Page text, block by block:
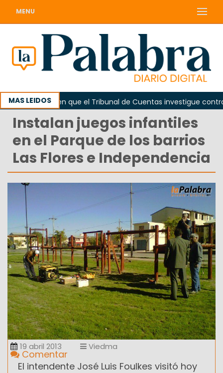
MENU
MAS LEIDOSPiden que el Tribunal de Cuentas investigue
Instalan juegos infantiles
en el Parque de los barrios
Las Flores e Independencia
19 abril 2013 Viedma
Comentar
El intendente José Luis Foulkes visitó hoy